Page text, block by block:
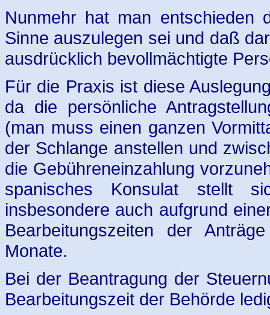
Nunmehr hat man entschieden
Sinne auszulegen sei und daß
ausdrücklich bevollmächtigte
Für die Praxis ist diese
da die persönliche
(man muss einen ganzen
der Schlange anstellen und
die Gebühreneinzahlung
spanisches Konsulat stellt
insbesondere auch aufgrund
Bearbeitungszeiten der
Monate.
Bei der Beantragung der
Bearbeitungszeit der Behörde